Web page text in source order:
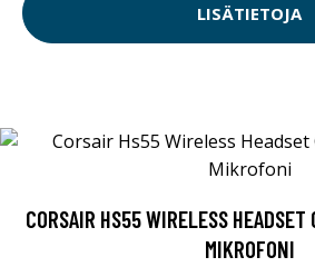
LISÄTIETOJA
CORSAIR HS55 WIRELESS
MIKROFONI